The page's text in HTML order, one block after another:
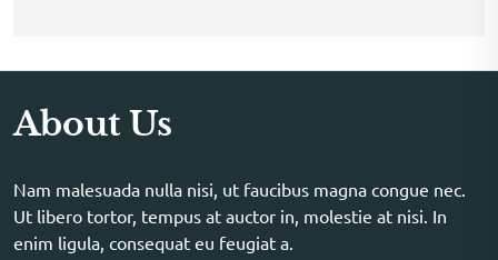
About Us
Nam malesuada nulla nisi, ut faucibus magna congue nec.
Ut libero tortor, tempus at auctor in, molestie at nisi. In
enim ligula, consequat eu feugiat a.